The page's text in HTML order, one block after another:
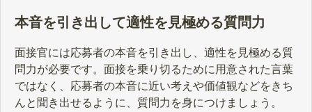
本音を引き出して適性を見極める質問力
面接官には応募者の本音を引き出し、適性を見極める質
問力が必要です。面接を乗り切るために用意された言葉
ではなく、応募者の本音に近い考えや価値観などをきち
んと聞き出せるように、質問力を身につけましょう。